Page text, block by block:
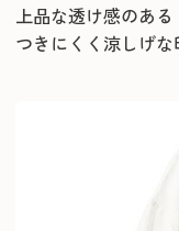
上品な透け感のあ
つきにくく涼しげな